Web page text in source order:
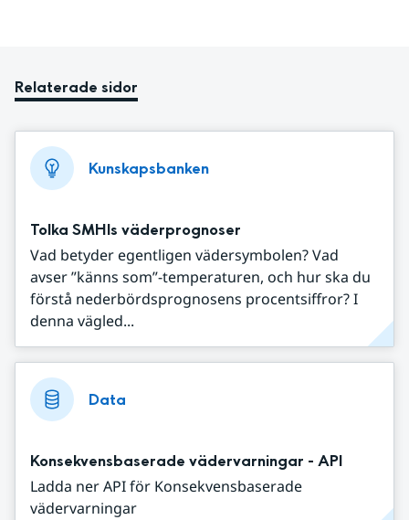
Relaterade sidor
Kunskapsbanken
Tolka SMHIs väderprognoser
Vad betyder egentligen vädersymbolen? Vad
avser ”känns som”-temperaturen, och hur ska du
förstå nederbördsprognosens procentsiffror? I
denna vägled...
Data
Konsekvensbaserade vädervarningar - API
Ladda ner API för Konsekvensbaserade
vädervarningar